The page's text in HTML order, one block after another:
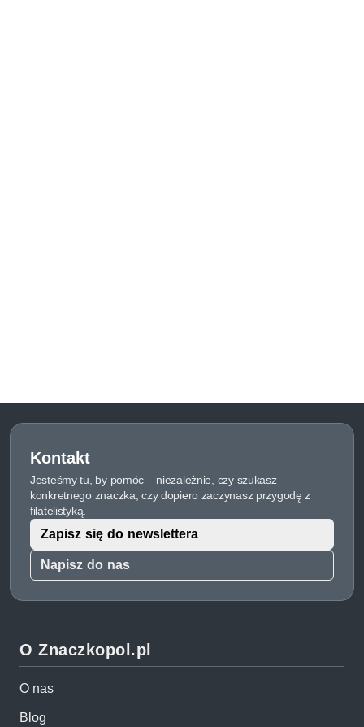
Kontakt
Jesteśmy tu, by pomóc – niezależnie, czy szukasz
konkretnego znaczka, czy dopiero zaczynasz przygodę z
filatelistyką.
Napisz do nas
Zapisz się do newslettera
O Znaczkopol.pl
O nas
Blog